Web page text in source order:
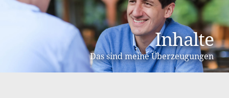
Inhalte
Das sind meine Überzeugungen